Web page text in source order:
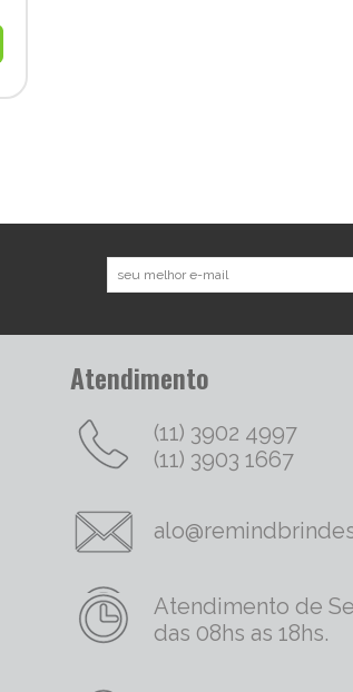
Atendimento
(11) 3902 4997
(11) 3903 1667
Atendimento de
das 08hs as 18hs.